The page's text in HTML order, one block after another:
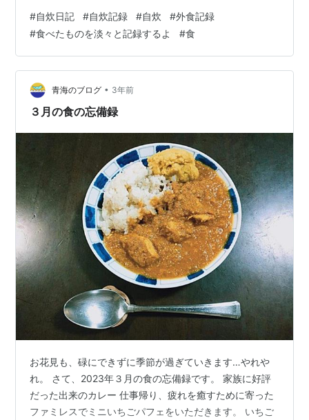
に銀座で夕食とることになり、予約なしであちこち探し
たのですが水曜日なのにどこも満席。空いていたミタス
カフェに入店しました。 ちょっと高めですが（だから空
いていた）、この頃凄く忙しかった&大事な仕事の一区切
りがついたので、自分への褒美に肉を食べました(∀｀
*ゞ)ｴﾍﾍ アスパラ…
#自炊日記 #自炊記録 #自炊 #外食記録
#食べたものを淡々と記録するよ #食
青海のブログ • 3年前
３月の食の忘備録
お花見も、碌にできずに季節が過ぎていきます…やれや
れ。 さて、2023年３月の食の忘備録です。 家族に好評
だった出来のカレー 仕事帰り、疲れを癒すために寄った
ファミレスでミニいちごパフェをいただきます。 いちご